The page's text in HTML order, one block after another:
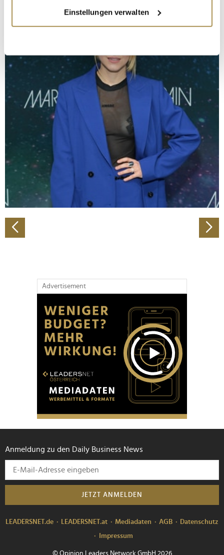
Informationen über Ihre geografische Lage
erfassen, welche bis auf einige Meter genau sein
bestimmten Merkmalen (Fingerprinting) identifizieren
Erfahren Sie mehr darüber, wie Ihre persönlichen Daten
verarbeitet werden, und legen Sie Ihre Präferenzen im
Abschnitt Einzelheiten
fest.
Wir verwenden Cookies, um Inhalte und Anzeigen zu
personalisieren, Funktionen für soziale Medien anbieten
zu können und die Zugriffe auf unsere Website zu
analysieren. Außerdem geben wir Informationen zu Ihrer
Verwendung unserer Website an unsere Partner für
soziale Medien, Werbung und Analysen weiter. Unsere
Partner führen diese Informationen möglicherweise mit
haben oder die sie im Rahmen Ihrer Nutzung der Dienste
gesammelt haben.
Einstellungen verwalten
Advertisement
Anmeldung zu den Daily Business News
JETZT ANMELDEN
LEADERSNET.de LEADERSNET.at Mediadaten AGB
Datenschutz
Impressum